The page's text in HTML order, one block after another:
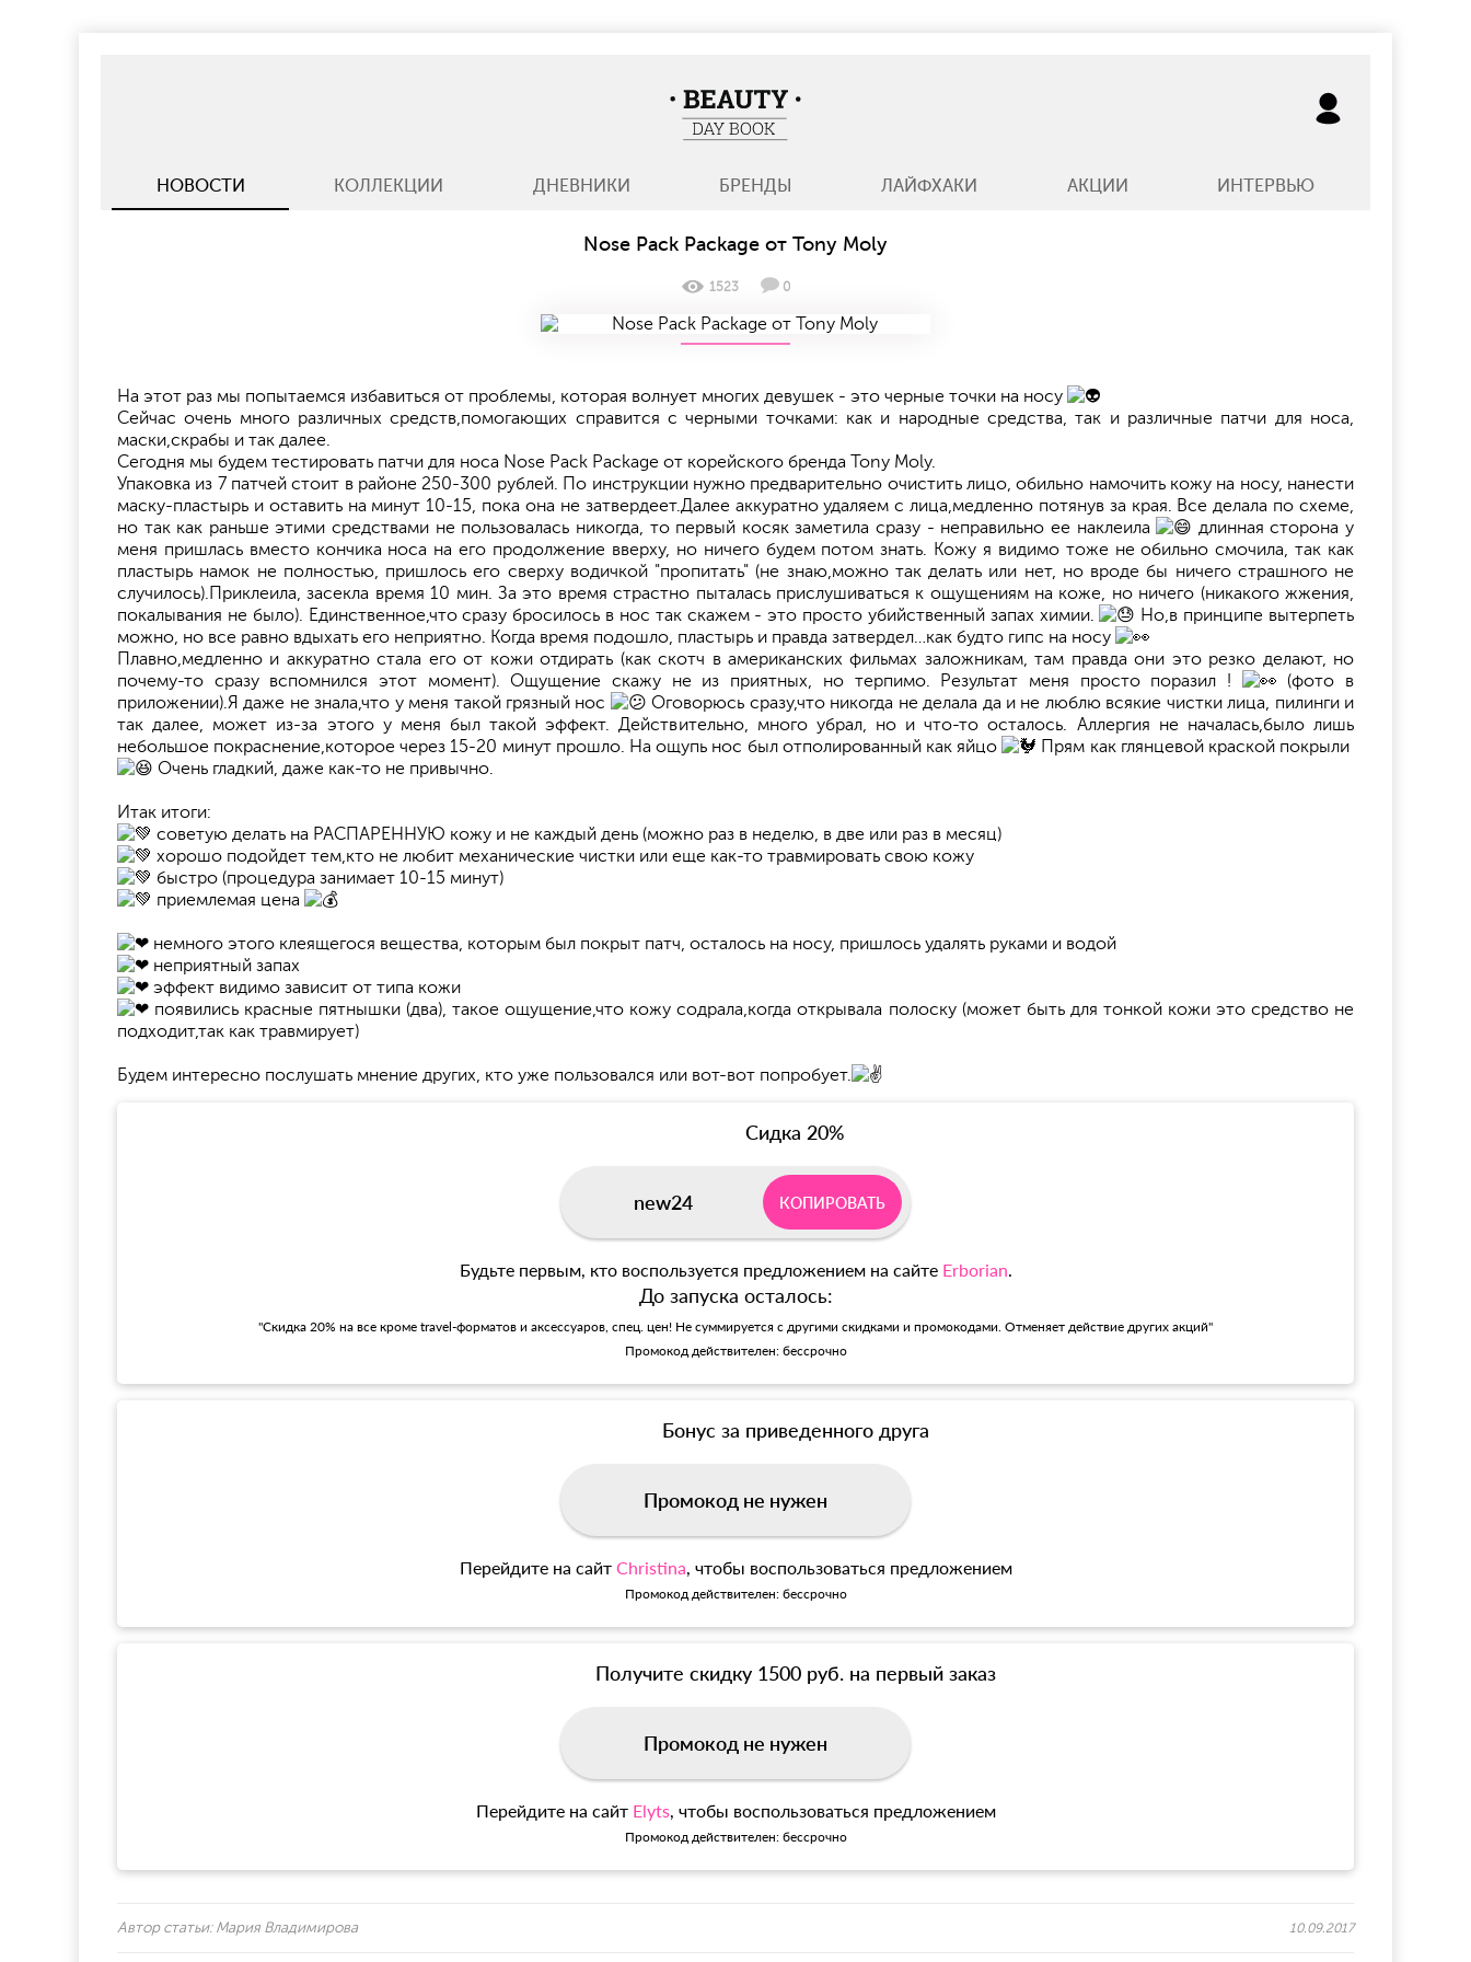
НОВОСТИ КОЛЛЕКЦИИ ДНЕВНИКИ БРЕНДЫ ЛАЙФХАКИ АКЦИИ ИНТЕРВЬЮ
BeautyDayBook
Nose Pack Package от Tony Moly
1523 0
На этот раз мы попытаемся избавиться от проблемы, которая волнует многих девушек - это черные точки на носу
Сейчас очень много различных средств,помогающих справится с черными точками: как и народные средства, так и различные патчи для носа,
маски,скрабы и так далее.
Сегодня мы будем тестировать патчи для носа Nose Pack Package от корейского бренда Tony Moly.
Упаковка из 7 патчей стоит в районе 250-300 рублей. По инструкции нужно предварительно очистить лицо, обильно намочить кожу на носу, нанести
маску-пластырь и оставить на минут 10-15, пока она не затвердеет.Далее аккуратно удаляем с лица,медленно потянув за края. Все делала по схеме,
но так как раньше этими средствами не пользовалась никогда, то первый косяк заметила сразу - неправильно ее наклеила
длинная сторона у
меня пришлась вместо кончика носа на его продолжение вверху, но ничего будем потом знать. Кожу я видимо тоже не обильно смочила, так как
пластырь намок не полностью, пришлось его сверху водичкой "пропитать" (не знаю,можно так делать или нет, но вроде бы ничего страшного не
случилось).Приклеила, засекла время 10 мин. За это время страстно пыталась прислушиваться к ощущениям на коже, но ничего (никакого жжения,
покалывания не было). Единственное,что сразу бросилось в нос так скажем - это просто убийственный запах химии.
Но,в принципе вытерпеть
можно, но все равно вдыхать его неприятно. Когда время подошло, пластырь и правда затвердел…как будто гипс на носу
Плавно,медленно и аккуратно стала его от кожи отдирать (как скотч в американских фильмах заложникам, там правда они это резко делают, но
почему-то сразу вспомнился этот момент). Ощущение скажу не из приятных, но терпимо. Результат меня просто поразил !
(фото в
приложении).Я даже не знала,что у меня такой грязный нос
Оговорюсь сразу,что никогда не делала да и не люблю всякие чистки лица, пилинги и
так далее, может из-за этого у меня был такой эффект. Действительно, много убрал, но и что-то осталось. Аллергия не началась,было лишь
небольшое покраснение,которое через 15-20 минут прошло. На ощупь нос был отполированный как яйцо
Прям как глянцевой краской покрыли
Очень гладкий, даже как-то не привычно.
Итак итоги:
советую делать на РАСПАРЕННУЮ кожу и не каждый день (можно раз в неделю, в две или раз в месяц)
хорошо подойдет тем,кто не любит механические чистки или еще как-то травмировать свою кожу
быстро (процедура занимает 10-15 минут)
приемлемая цена
немного этого клеящегося вещества, которым был покрыт патч, осталось на носу, пришлось удалять руками и водой
неприятный запах
эффект видимо зависит от типа кожи
появились красные пятнышки (два), такое ощущение,что кожу содрала,когда открывала полоску (может быть для тонкой кожи это средство не
подходит,так как травмирует)
Будем интересно послушать мнение других, кто уже пользовался или вот-вот попробует.
Сидка 20%
new24 КОПИРОВАТЬ
Будьте первым, кто воспользуется предложением на сайте Erborian.
До запуска осталось:
"Скидка 20% на все кроме travel-форматов и аксессуаров, спец. цен! Не суммируется с другими скидками и промокодами. Отменяет действие других акций"
Промокод действителен: бессрочно
Бонус за приведенного друга
Промокод не нужен
Перейдите на сайт Christina, чтобы воспользоваться предложением
Промокод действителен: бессрочно
Получите скидку 1500 руб. на первый заказ
Промокод не нужен
Перейдите на сайт Elyts, чтобы воспользоваться предложением
Промокод действителен: бессрочно
Автор статьи: Мария Владимирова 10.09.2017